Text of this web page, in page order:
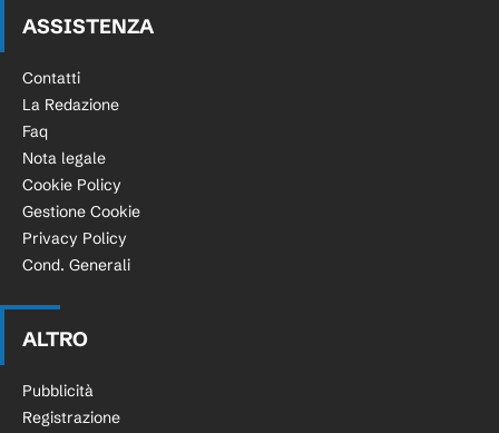
ASSISTENZA
Contatti
La Redazione
Faq
Nota legale
Cookie Policy
Gestione Cookie
Privacy Policy
Cond. Generali
ALTRO
Pubblicità
Registrazione